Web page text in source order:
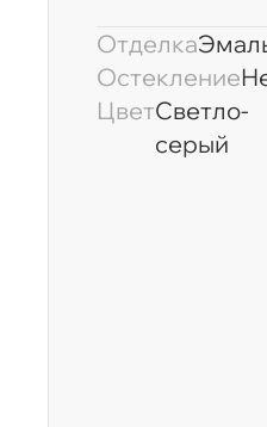
Отделка
Остекление
ЦветСветло-
серый